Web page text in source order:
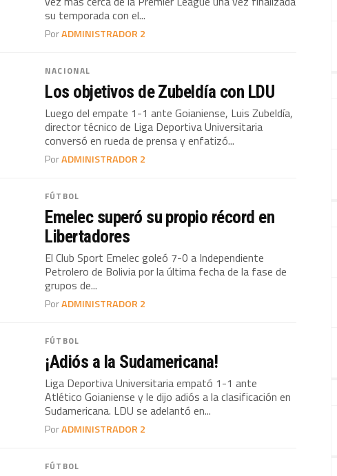
su temporada con el...
PorADMINISTRADOR 2
NACIONAL
Los objetivos de Zubeldía con LDU
Luego del empate 1-1 ante Goianiense, Luis Zubeldía,
director técnico de Liga Deportiva Universitaria
conversó en rueda de prensa y enfatizó...
PorADMINISTRADOR 2
FÚTBOL
Emelec superó su propio récord en
Libertadores
El Club Sport Emelec goleó 7-0 a Independiente
Petrolero de Bolivia por la última fecha de la fase de
grupos de...
PorADMINISTRADOR 2
FÚTBOL
¡Adiós a la Sudamericana!
Liga Deportiva Universitaria empató 1-1 ante
Atlético Goianiense y le dijo adiós a la clasificación en
Sudamericana. LDU se adelantó en...
PorADMINISTRADOR 2
FÚTBOL